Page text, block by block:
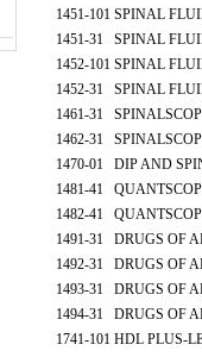
1451-101 SPINAL
1451-31
SPINAL
1452-101 SPINAL
1452-31
SPINAL
1461-31
1462-31
1470-01
DIP AND
1481-41
1482-41
1491-31
DRUGS OF
1492-31
DRUGS OF
1493-31
DRUGS OF
1494-31
DRUGS OF
1741-101 HDL PLUS-